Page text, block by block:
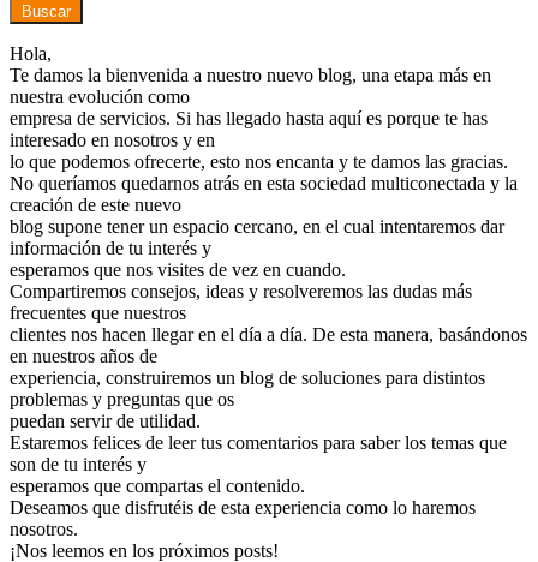
Buscar
Hola,
Te damos la bienvenida a nuestro nuevo blog, una etapa más en
nuestra evolución como
empresa de servicios. Si has llegado hasta aquí es porque te has
interesado en nosotros y en
lo que podemos ofrecerte, esto nos encanta y te damos las gracias.
No queríamos quedarnos atrás en esta sociedad multiconectada y la
creación de este nuevo
blog supone tener un espacio cercano, en el cual intentaremos dar
información de tu interés y
esperamos que nos visites de vez en cuando.
Compartiremos consejos, ideas y resolveremos las dudas más
frecuentes que nuestros
clientes nos hacen llegar en el día a día. De esta manera, basándonos
en nuestros años de
experiencia, construiremos un blog de soluciones para distintos
problemas y preguntas que os
puedan servir de utilidad.
Estaremos felices de leer tus comentarios para saber los temas que
son de tu interés y
esperamos que compartas el contenido.
Deseamos que disfrutéis de esta experiencia como lo haremos
nosotros.
¡Nos leemos en los próximos posts!